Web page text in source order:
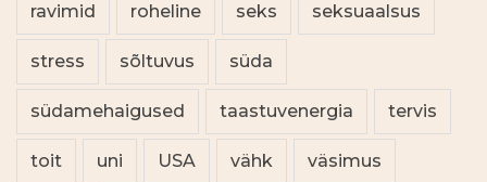
ravimid roheline seks seksuaalsus
stress sõltuvus süda
südamehaigused taastuvenergia tervis
toit uni USA vähk väsimus